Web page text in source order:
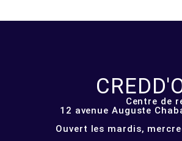
Centre de
12 avenue Auguste
Ouvert les mardis,